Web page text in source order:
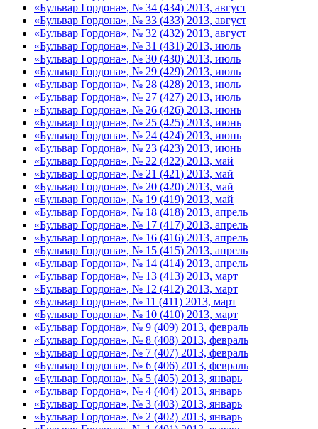
«Бульвар Гордона», № 34 (434) 2013, август
«Бульвар Гордона», № 33 (433) 2013, август
«Бульвар Гордона», № 32 (432) 2013, август
«Бульвар Гордона», № 31 (431) 2013, июль
«Бульвар Гордона», № 30 (430) 2013, июль
«Бульвар Гордона», № 29 (429) 2013, июль
«Бульвар Гордона», № 28 (428) 2013, июль
«Бульвар Гордона», № 27 (427) 2013, июль
«Бульвар Гордона», № 26 (426) 2013, июнь
«Бульвар Гордона», № 25 (425) 2013, июнь
«Бульвар Гордона», № 24 (424) 2013, июнь
«Бульвар Гордона», № 23 (423) 2013, июнь
«Бульвар Гордона», № 22 (422) 2013, май
«Бульвар Гордона», № 21 (421) 2013, май
«Бульвар Гордона», № 20 (420) 2013, май
«Бульвар Гордона», № 19 (419) 2013, май
«Бульвар Гордона», № 18 (418) 2013, апрель
«Бульвар Гордона», № 17 (417) 2013, апрель
«Бульвар Гордона», № 16 (416) 2013, апрель
«Бульвар Гордона», № 15 (415) 2013, апрель
«Бульвар Гордона», № 14 (414) 2013, апрель
«Бульвар Гордона», № 13 (413) 2013, март
«Бульвар Гордона», № 12 (412) 2013, март
«Бульвар Гордона», № 11 (411) 2013, март
«Бульвар Гордона», № 10 (410) 2013, март
«Бульвар Гордона», № 9 (409) 2013, февраль
«Бульвар Гордона», № 8 (408) 2013, февраль
«Бульвар Гордона», № 7 (407) 2013, февраль
«Бульвар Гордона», № 6 (406) 2013, февраль
«Бульвар Гордона», № 5 (405) 2013, январь
«Бульвар Гордона», № 4 (404) 2013, январь
«Бульвар Гордона», № 3 (403) 2013, январь
«Бульвар Гордона», № 2 (402) 2013, январь